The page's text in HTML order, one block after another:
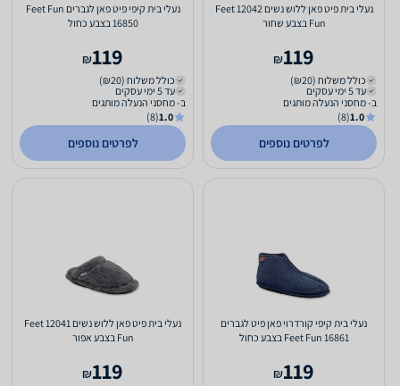
נעלי בית פיט פאן ללוש נשים 12042 Feet
Fun בצבע שחור
119
₪
כולל משלוח (₪20)
עד 5 ימי עסקים
ב- מחסני הנעלה מותגים
1.0
(8)
לפרטים נוספים
נעלי בית קיפי פיט פאן לגברים Feet Fun
16850 בצבע כחול
119
₪
כולל משלוח (₪20)
עד 5 ימי עסקים
ב- מחסני הנעלה מותגים
1.0
(8)
לפרטים נוספים
נעלי בית קיפי קורדרוי פאן פיט לגברים
Feet Fun 16861 בצבע כחול
119
₪
נעלי בית פיט פאן ללוש נשים 12041 Feet
Fun בצבע אפור
119
₪